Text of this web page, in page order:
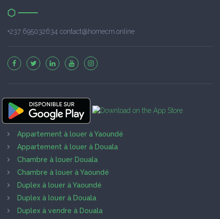
+237 695032634 contact@homecm.online
Appartement à louer à Yaoundé
Appartement à louer à Douala
Chambre à louer Douala
Chambre à louer à Yaoundé
Duplex à louer à Yaoundé
Duplex à louer à Douala
Duplex à vendre à Douala